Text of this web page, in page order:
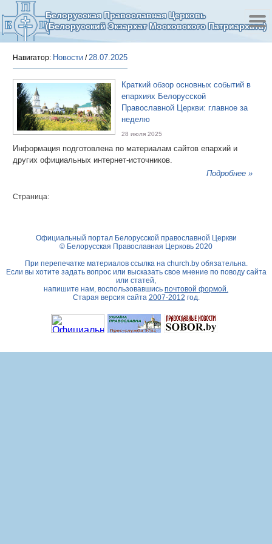
Белорусская Православная Церковь
(Белорусский Экзархат Московского Патриархата)
Навигатор: Новости /28.07.2025
Краткий обзор основных событий в
епархиях Белорусской
Православной Церкви: главное за
неделю
28 июля 2025
Информация подготовлена по материалам сайтов епархий и
других официальных интернет-источников.
Подробнее »
Страница:
Официальный портал Белорусской православной Церкви
© Белорусская Православная Церковь 2020
При перепечатке материалов ссылка на church.byобязательна.
Если вы хотите задать вопрос или высказать свое мнение по поводу сайта
или статей,
напишите нам, воспользовавшись почтовой формой.
Старая версия сайта 2007-2012 год.